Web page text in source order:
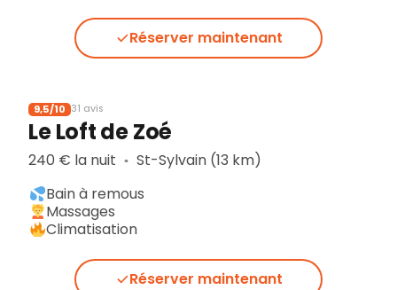
Réserver maintenant
9,5/10 31 avis
Le Loft de Zoé
240 € la nuit ▪︎ St-Sylvain (13 km)
Bain à remous
Massages
Climatisation
Réserver maintenant